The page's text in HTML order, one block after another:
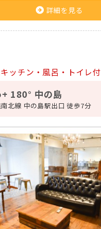
詳細を見る
ッチン・風呂・トイレ付
180° 中の島
北線 中の島駅出口 徒歩7分